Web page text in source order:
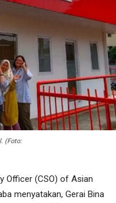
(Foto:
Officer (CSO) of Asian
menyatakan, Gerai Bina